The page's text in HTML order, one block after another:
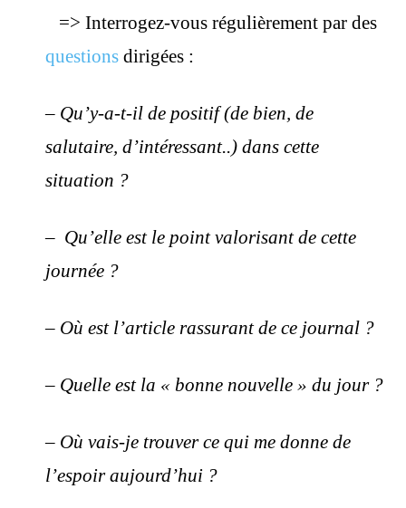
=> Interrogez-vous régulièrement par des
questions dirigées :
– Qu’y-a-t-il de positif (de bien, de
salutaire, d’intéressant..) dans cette
situation ?
– Qu’elle est le point valorisant de cette
journée ?
– Où est l’article rassurant de ce journal ?
– Quelle est la « bonne nouvelle » du jour ?
– Où vais-je trouver ce qui me donne de
l’espoir aujourd’hui ?